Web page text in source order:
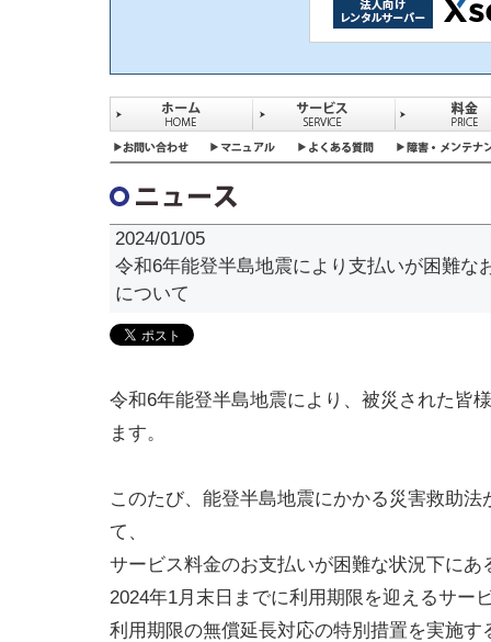
2024/01/05
令和6年能登半島地震により支払いが困難な
について
令和6年能登半島地震により、被災された皆
ます。
このたび、能登半島地震にかかる災害救助
て、
サービス料金のお支払いが困難な状況下にあ
2024年1月末日までに利用期限を迎えるサー
利用期限の無償延長対応の特別措置を実施す